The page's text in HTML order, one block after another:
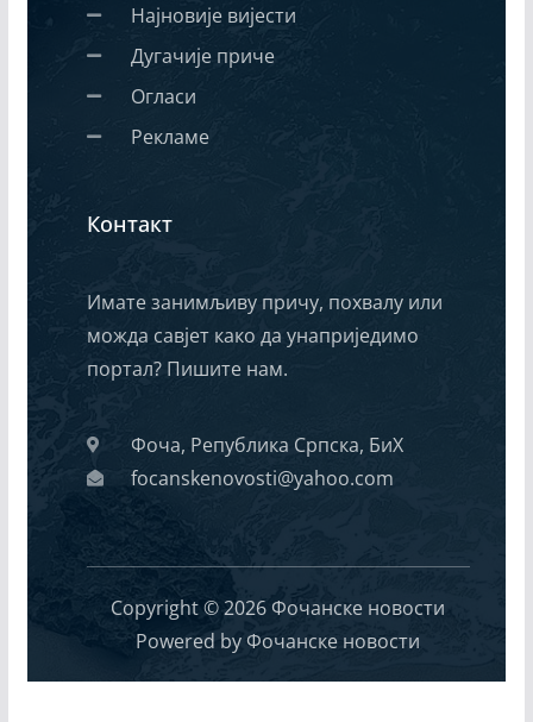
Најновије вијести
Дугачије приче
Огласи
Рекламе
Контакт
Имате занимљиву причу, похвалу или
можда савјет како да унаприједимо
портал? Пишите нам.
Фоча, Република Српска, БиХ
focanskenovosti@yahoo.com
Copyright © 2026 Фочанске новости
Powered by Фочанске новости